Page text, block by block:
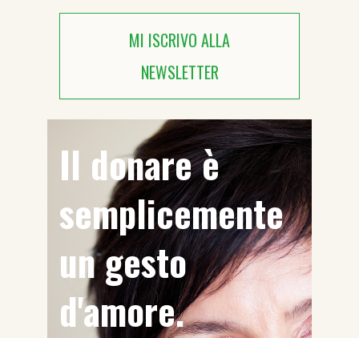
MI ISCRIVO ALLA
NEWSLETTER
Il donare è
semplicemente
un gesto
d'amore.